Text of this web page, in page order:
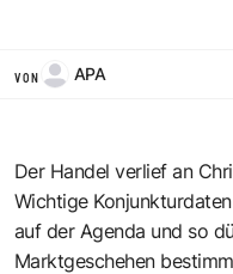
VON APA
Der Handel verlief an
Wichtige
auf der Agenda und so
Marktgeschehen